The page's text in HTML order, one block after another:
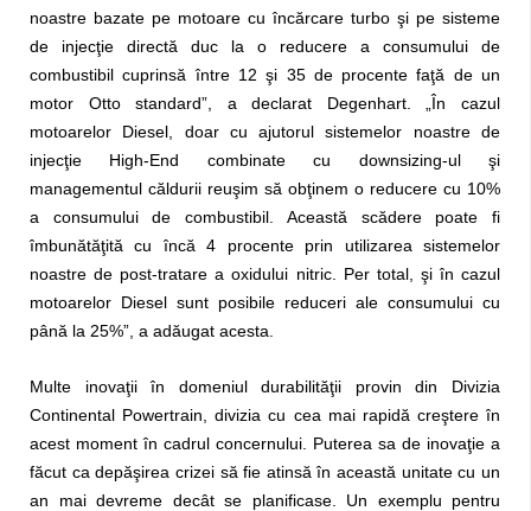
noastre bazate pe motoare cu încărcare turbo şi pe sisteme
de injecţie directă duc la o reducere a consumului de
combustibil cuprinsă între 12 şi 35 de procente faţă de un
motor Otto standard”, a declarat Degenhart. „În cazul
motoarelor Diesel, doar cu ajutorul sistemelor noastre de
injecţie High-End combinate cu downsizing-ul şi
managementul căldurii reuşim să obţinem o reducere cu 10%
a consumului de combustibil. Această scădere poate fi
îmbunătăţită cu încă 4 procente prin utilizarea sistemelor
noastre de post-tratare a oxidului nitric. Per total, şi în cazul
motoarelor Diesel sunt posibile reduceri ale consumului cu
până la 25%”, a adăugat acesta.
Multe inovaţii în domeniul durabilităţii provin din Divizia
Continental Powertrain, divizia cu cea mai rapidă creştere în
acest moment în cadrul concernului. Puterea sa de inovaţie a
făcut ca depăşirea crizei să fie atinsă în această unitate cu un
an mai devreme decât se planificase. Un exemplu pentru